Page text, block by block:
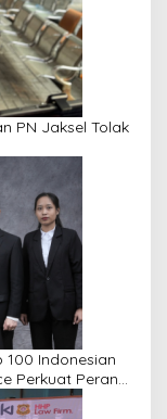
PN Jaksel Tolak
100 Indonesian
Perkuat Peran